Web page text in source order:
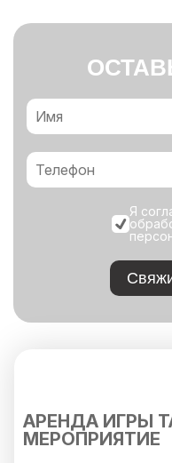
Я
АРЕНДА ИГРЫ
МЕРОПРИЯТИЕ